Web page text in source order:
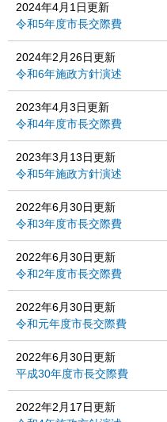
2024年4月1日更新
令和5年度市長交際費
2024年2月26日更新
令和6年施政方針演述
2023年4月3日更新
令和4年度市長交際費
2023年3月13日更新
令和5年施政方針演述
2022年6月30日更新
令和3年度市長交際費
2022年6月30日更新
令和2年度市長交際費
2022年6月30日更新
令和元年度市長交際費
2022年6月30日更新
平成30年度市長交際費
2022年2月17日更新